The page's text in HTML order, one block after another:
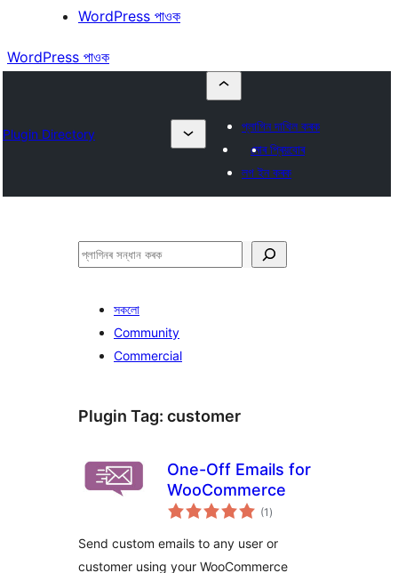
WordPress পাওক
WordPress পাওক
Plugin Directory
প্লাগিন দাখিল কৰক
মোৰ প্ৰিয়বোৰ
লগ ইন কৰক
সন্ধান
সকলো
Community
Commercial
Plugin Tag: customer
One-Off Emails for
WooCommerce
(1 টা
মুঠ)
Send custom emails to any user or
customer using your WooCommerce